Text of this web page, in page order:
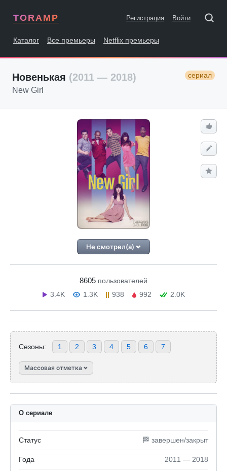
TORAMP Регистрация Войти
Каталог Все премьеры Netflix премьеры
Новенькая (2011 — 2018) сериал
New Girl
Не смотрел(а)
8605 пользователей
3.4K
1.3K 938 992 2.0K
Сезоны: 1 2 3 4 5 6 7
Массовая отметка
О сериале
Статус 🏁 завершен/закрыт
Года 2011 — 2018